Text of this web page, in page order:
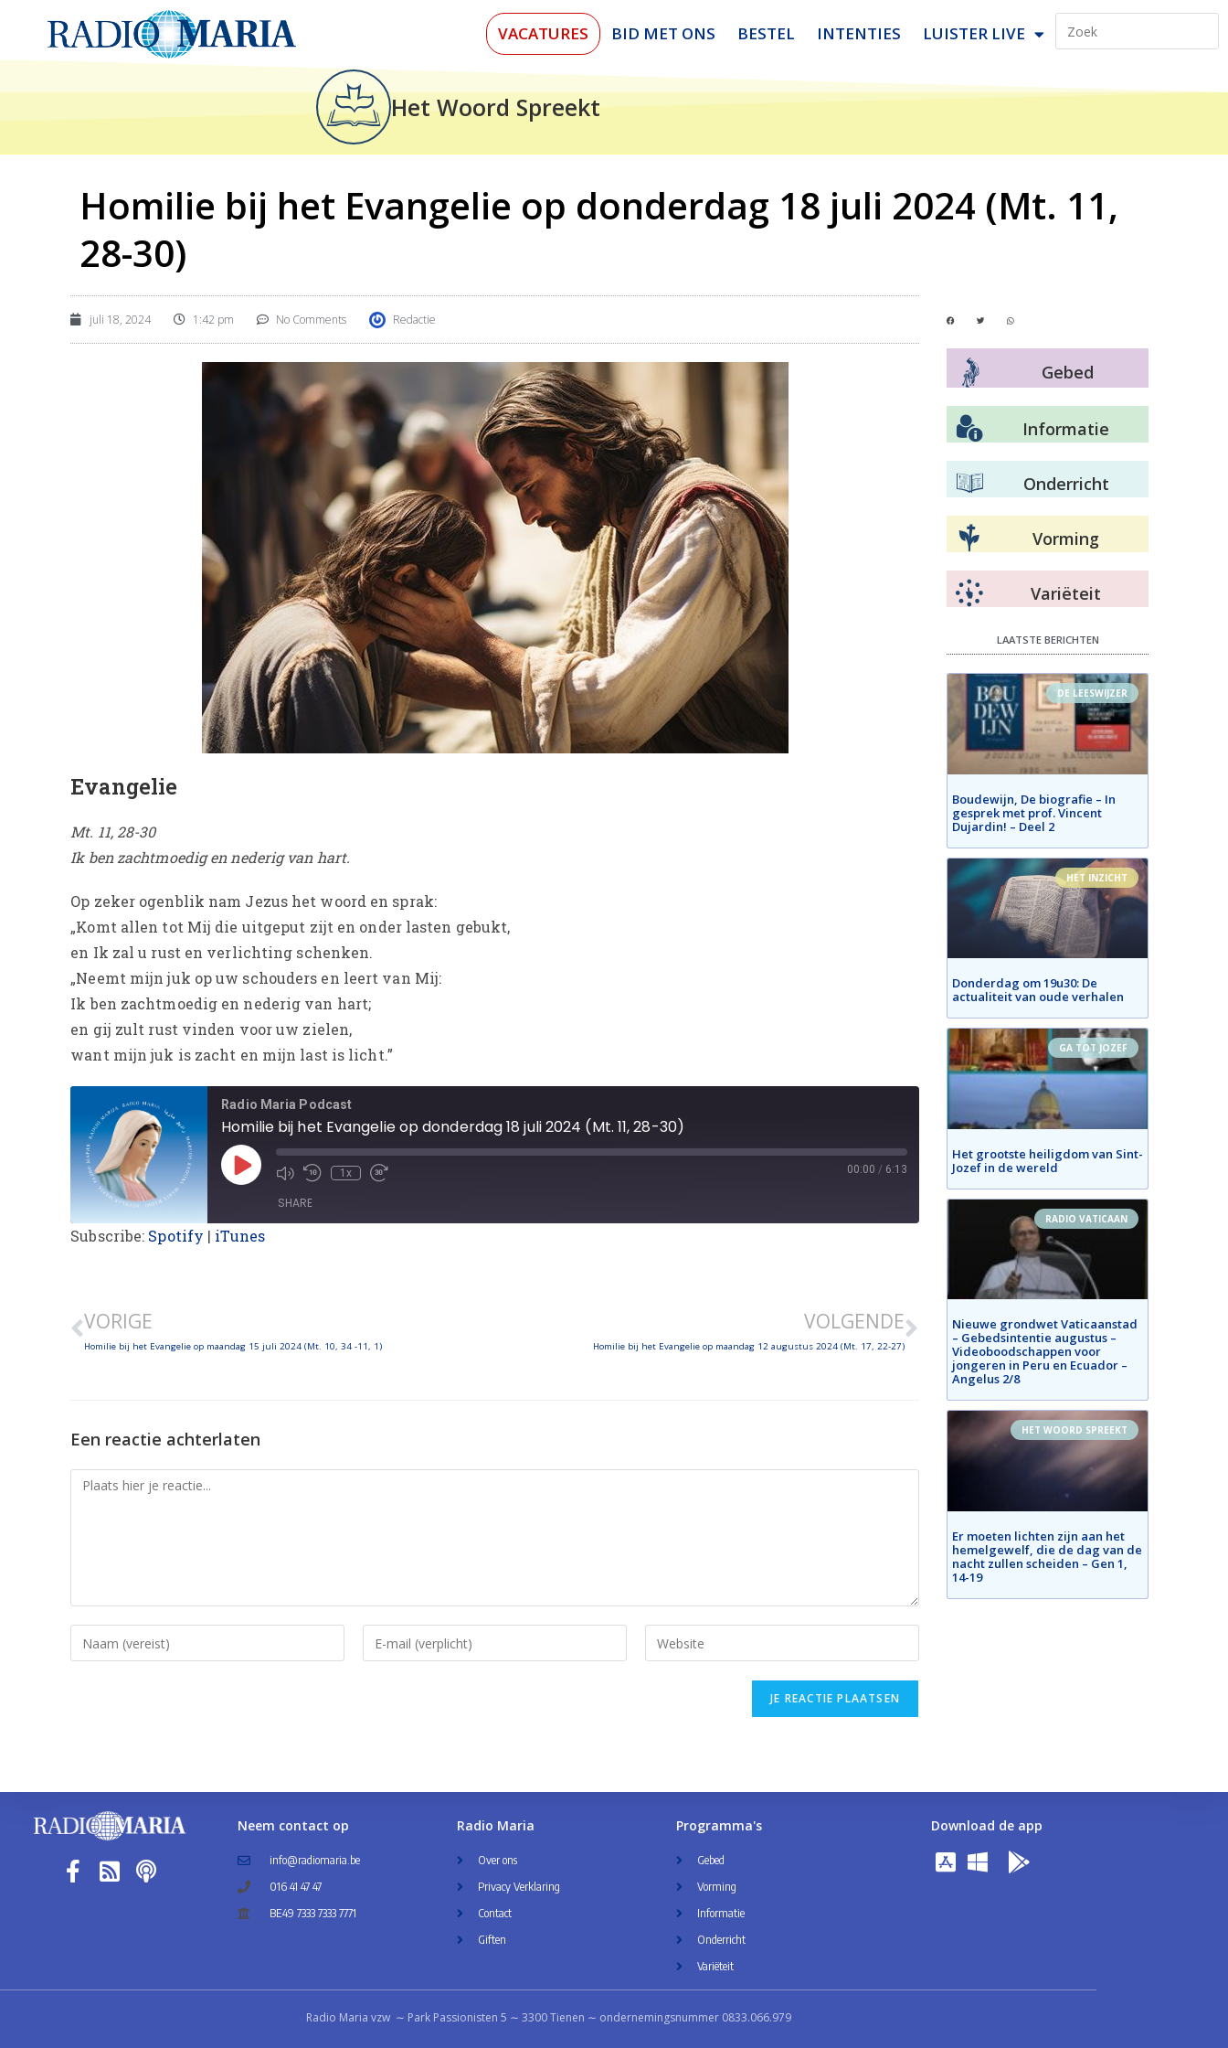
VACATURES BID MET ONS BESTEL INTENTIES LUISTER LIVE
Het Woord Spreekt
Homilie bij het Evangelie op donderdag 18 juli 2024 (Mt. 11,
28-30)
juli 18, 2024 1:42 pm No Comments Redactie
Evangelie
Mt. 11, 28-30
Ik ben zachtmoedig en nederig van hart.
Op zeker ogenblik nam Jezus het woord en sprak:
„Komt allen tot Mij die uitgeput zijt en onder lasten gebukt,
en Ik zal u rust en verlichting schenken.
„Neemt mijn juk op uw schouders en leert van Mij:
Ik ben zachtmoedig en nederig van hart;
en gij zult rust vinden voor uw zielen,
want mijn juk is zacht en mijn last is licht.”
Radio Maria Podcast
Homilie bij het Evangelie op donderdag 18 juli 2024 (Mt. 11, 28-30)
1x 00:00 / 6:13
SHARE
Subscribe: Spotify | iTunes
VORIGE
Homilie bij het Evangelie op maandag 15 juli 2024 (Mt. 10, 34 -11, 1)
VOLGENDE
Homilie bij het Evangelie op maandag 12 augustus 2024 (Mt. 17, 22-27)
Een reactie achterlaten
Gebed
Informatie
Onderricht
Vorming
Variëteit
LAATSTE BERICHTEN
DE LEESWIJZER
Boudewijn, De biografie – In
gesprek met prof. Vincent
Dujardin! – Deel 2
HET INZICHT
Donderdag om 19u30: De
actualiteit van oude verhalen
GA TOT JOZEF
Het grootste heiligdom van Sint-
Jozef in de wereld
RADIO VATICAAN
Nieuwe grondwet Vaticaanstad
– Gebedsintentie augustus –
Videoboodschappen voor
jongeren in Peru en Ecuador –
Angelus 2/8
HET WOORD SPREEKT
Er moeten lichten zijn aan het
hemelgewelf, die de dag van de
nacht zullen scheiden – Gen 1,
14-19
Neem contact op
info@radiomaria.be
016 41 47 47
BE49 7333 7333 7771
Radio Maria
Over ons
Privacy Verklaring
Contact
Giften
Programma's
Gebed
Vorming
Informatie
Onderricht
Variëteit
Download de app
Radio Maria vzw ∼ Park Passionisten 5 ∼ 3300 Tienen ∼ ondernemingsnummer 0833.066.979